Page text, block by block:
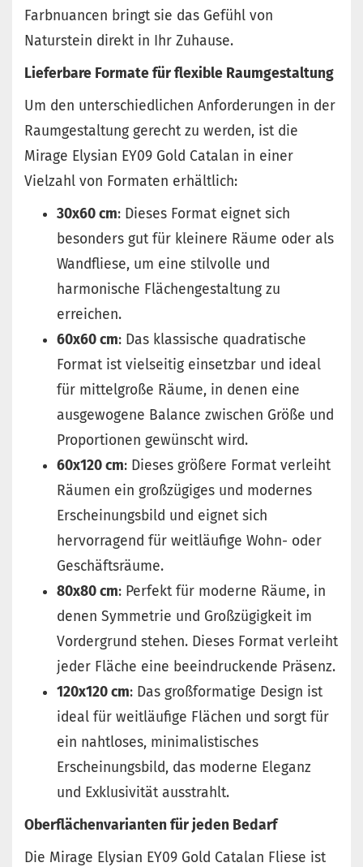
Farbnuancen bringt sie das Gefühl von
Naturstein direkt in Ihr Zuhause.
Lieferbare Formate für flexible Raumgestaltung
Um den unterschiedlichen Anforderungen in der
Raumgestaltung gerecht zu werden, ist die
Mirage Elysian EY09 Gold Catalan in einer
Vielzahl von Formaten erhältlich:
30x60 cm: Dieses Format eignet sich
besonders gut für kleinere Räume oder als
Wandfliese, um eine stilvolle und
harmonische Flächengestaltung zu
erreichen.
60x60 cm: Das klassische quadratische
Format ist vielseitig einsetzbar und ideal
für mittelgroße Räume, in denen eine
ausgewogene Balance zwischen Größe und
Proportionen gewünscht wird.
60x120 cm: Dieses größere Format verleiht
Räumen ein großzügiges und modernes
Erscheinungsbild und eignet sich
hervorragend für weitläufige Wohn- oder
Geschäftsräume.
80x80 cm: Perfekt für moderne Räume, in
denen Symmetrie und Großzügigkeit im
Vordergrund stehen. Dieses Format verleiht
jeder Fläche eine beeindruckende Präsenz.
120x120 cm: Das großformatige Design ist
ideal für weitläufige Flächen und sorgt für
ein nahtloses, minimalistisches
Erscheinungsbild, das moderne Eleganz
und Exklusivität ausstrahlt.
Oberflächenvarianten für jeden Bedarf
Die Mirage Elysian EY09 Gold Catalan Fliese ist